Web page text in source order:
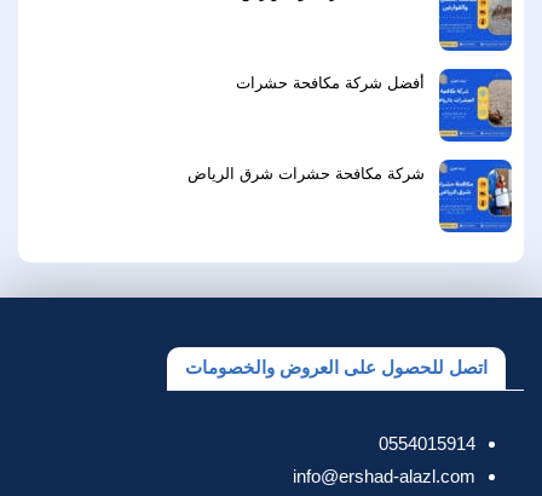
أفضل شركة مكافحة حشرات
شركة مكافحة حشرات شرق الرياض
اتصل للحصول على العروض والخصومات
0554015914
info@ershad-alazl.com